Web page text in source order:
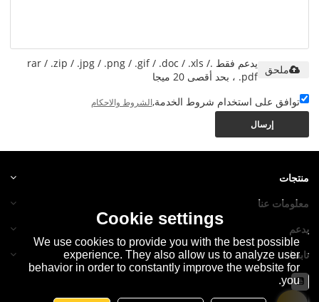
يدعم فقط .rar / .zip / .jpg / .png / .gif / .doc / .xls /
.pdf ، بحد أقصى 20 ميجا
ملحق
توافق على استخدام شروط الخدمة,الشروط والاحكام
إرسال
منتجات
معلومات عنا
يدعم
تابعنا
Cookie settings
We use cookies to provide you with the best possible
experience. They also allow us to analyze user
behavior in order to constantly improve the website for
you.